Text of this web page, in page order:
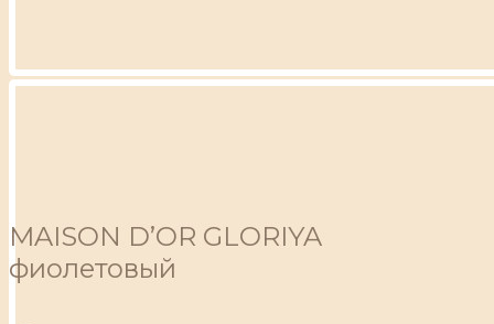
MAISON D’OR GLORIYA
фиолетовый